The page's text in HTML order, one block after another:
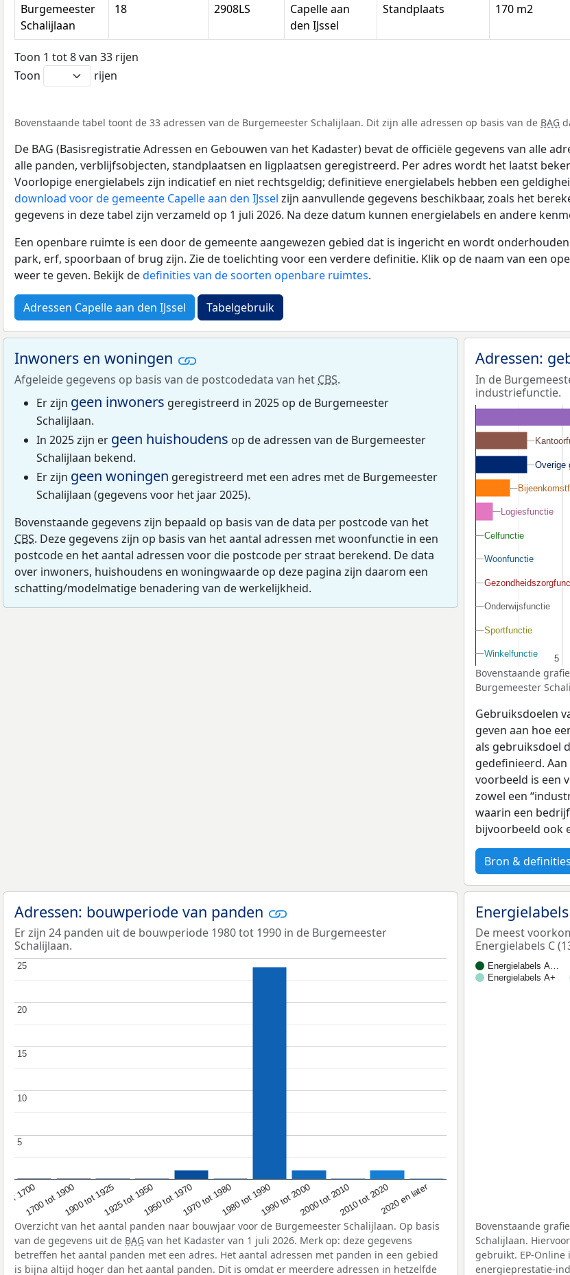
Burgemeester
Schalijlaan
18 2908LS
Capelle aan
den IJssel
Standplaats 170 m2
Toon 1 tot 8 van 33 rijen
Toon
rijen
Bovenstaande tabel toont de 33 adressen van de Burgemeester Schalijlaan. Dit zijn alle adressen op basis van de BAG
De BAG (Basisregistratie Adressen en Gebouwen van het Kadaster) bevat de officiële gegevens van alle
alle panden, verblijfsobjecten, standplaatsen en ligplaatsen geregistreerd. Per adres wordt het laatst
Voorlopige energielabels zijn indicatief en niet rechtsgeldig; definitieve energielabels hebben een
download voor de gemeente Capelle aan den IJssel zijn aanvullende gegevens beschikbaar, zoals het
gegevens in deze tabel zijn verzameld op 1 juli 2026. Na deze datum kunnen energielabels en andere
Een openbare ruimte is een door de gemeente aangewezen gebied dat is ingericht en wordt
park, erf, spoorbaan of brug zijn. Zie de toelichting voor een verdere definitie. Klik op de naam van een
weer te geven. Bekijk dedefinities van de soorten openbare ruimtes.
Adressen Capelle aan den IJssel Tabelgebruik
Inwoners en woningen
Afgeleide gegevens op basis van de postcodedata van het CBS.
Er zijn geen inwoners geregistreerd in 2025 op de Burgemeester
Schalijlaan.
In 2025 zijn er geen huishoudens op de adressen van de Burgemeester
Schalijlaan bekend.
Er zijn geen woningen geregistreerd met een adres met de Burgemeester
Schalijlaan (gegevens voor het jaar 2025).
Bovenstaande gegevens zijn bepaald op basis van de data per postcode van het
CBS. Deze gegevens zijn op basis van het aantal adressen met woonfunctie in een
postcode en het aantal adressen voor die postcode per straat berekend. De data
over inwoners, huishoudens en woningwaarde op deze pagina zijn daarom een
schatting/modelmatige benadering van de werkelijkheid.
Adressen:
In de
industriefunctie.
5
5
Overige
Overige
Logiesfunctie
Logiesfunctie
Celfunctie
Celfunctie
Woonfunctie
Woonfunctie
Onderwijsfunctie
Onderwijsfunctie
Sportfunctie
Sportfunctie
Winkelfunctie
Winkelfunctie
Bovenstaande
Burgemeester
Gebruiksdoelen
geven aan hoe
als gebruiksdoel
gedefinieerd.
voorbeeld is een
zowel een
waarin een
bijvoorbeeld ook
Bron & definities
Adressen: bouwperiode van panden
Er zijn 24 panden uit de bouwperiode 1980 tot 1990 in de Burgemeester
Schalijlaan.
1700
1700 tot 19001900 tot 19251925 tot 19501950 tot 19701970 tot 19801980 tot 19901990 tot 20002000 tot 20102010 tot 20202020 en later
5
5
10
10
15
15
20
20
25
25
Overzicht van het aantal panden naar bouwjaar voor de Burgemeester Schalijlaan. Op basis
van de gegevens uit de BAG van het Kadaster van 1 juli 2026. Merk op: deze gegevens
betreffen het aantal panden met een adres. Het aantal adressen met panden in een gebied
is bijna altijd hoger dan het aantal panden. Dit is omdat er meerdere adressen in hetzelfde
Energielabels
De meest
Energielabels C
Energielabels A…
Energielabels A+
Bovenstaande
Schalijlaan.
gebruikt. EP-
energieprestatie-